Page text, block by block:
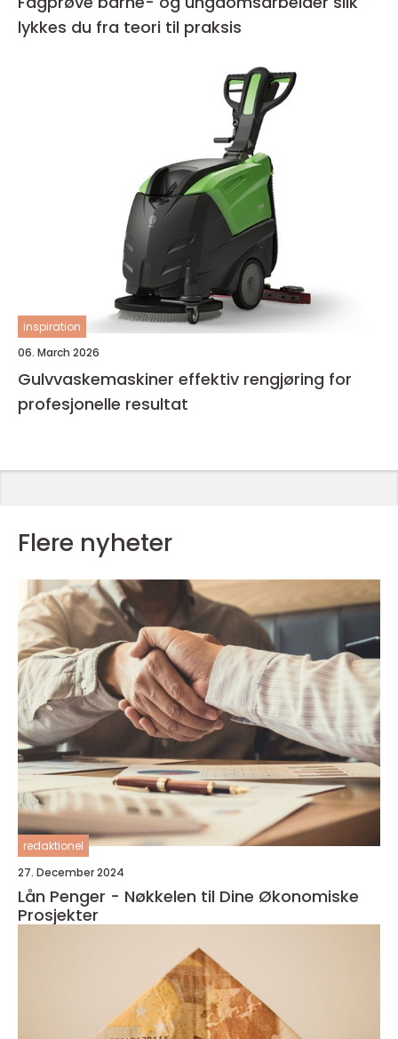
lykkes du fra teori til praksis
inspiration
06. March 2026
Gulvvaskemaskiner effektiv rengjøring for
profesjonelle resultat
Flere nyheter
redaktionel
27. December 2024
Lån Penger - Nøkkelen til Dine Økonomiske
Prosjekter